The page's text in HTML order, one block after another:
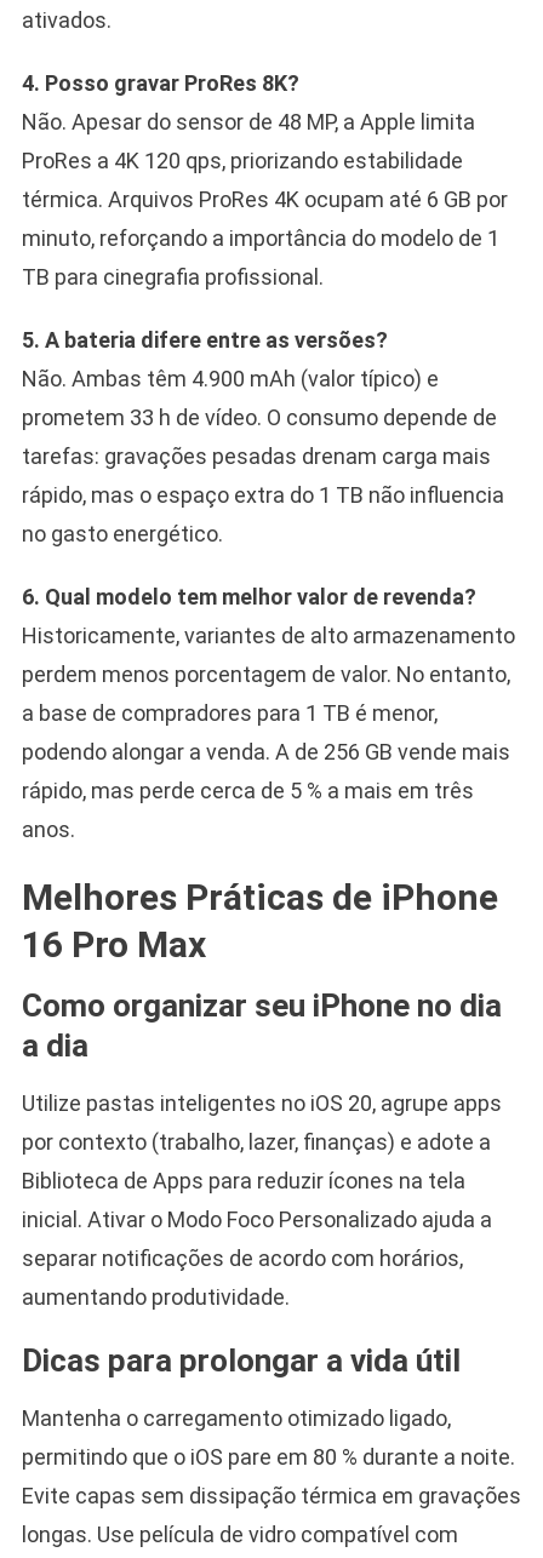
ativados.
4. Posso gravar ProRes 8K?
Não. Apesar do sensor de 48 MP, a Apple limita
ProRes a 4K 120 qps, priorizando estabilidade
térmica. Arquivos ProRes 4K ocupam até 6 GB por
minuto, reforçando a importância do modelo de 1
TB para cinegrafia profissional.
5. A bateria difere entre as versões?
Não. Ambas têm 4.900 mAh (valor típico) e
prometem 33 h de vídeo. O consumo depende de
tarefas: gravações pesadas drenam carga mais
rápido, mas o espaço extra do 1 TB não influencia
no gasto energético.
6. Qual modelo tem melhor valor de revenda?
Historicamente, variantes de alto armazenamento
perdem menos porcentagem de valor. No entanto,
a base de compradores para 1 TB é menor,
podendo alongar a venda. A de 256 GB vende mais
rápido, mas perde cerca de 5 % a mais em três
anos.
Melhores Práticas de iPhone
16 Pro Max
Como organizar seu iPhone no dia
a dia
Utilize pastas inteligentes no iOS 20, agrupe apps
por contexto (trabalho, lazer, finanças) e adote a
Biblioteca de Apps para reduzir ícones na tela
inicial. Ativar o Modo Foco Personalizado ajuda a
separar notificações de acordo com horários,
aumentando produtividade.
Dicas para prolongar a vida útil
Mantenha o carregamento otimizado ligado,
permitindo que o iOS pare em 80 % durante a noite.
Evite capas sem dissipação térmica em gravações
longas. Use película de vidro compatível com